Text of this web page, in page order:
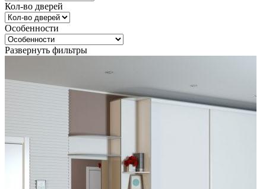
Кол-во дверей
Особенности
Развернуть фильтры